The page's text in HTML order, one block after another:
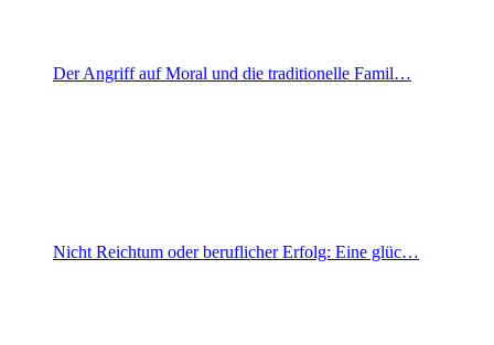
Der Angriff auf Moral und die traditionelle Famil…
Nicht Reichtum oder beruflicher Erfolg: Eine glüc…